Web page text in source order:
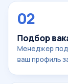
02
Подбор
Менеджер
ваш профиль